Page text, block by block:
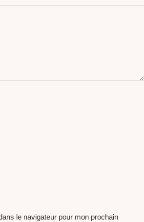
le navigateur pour mon prochain